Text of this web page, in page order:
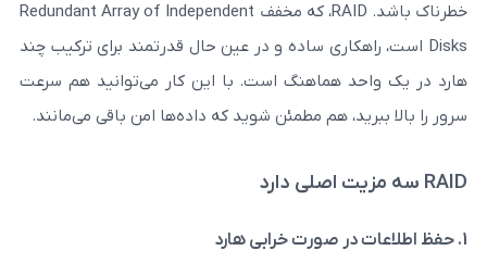
Redundant Array of Independent
ساده و در عین حال قدرتمند برای ترکیب چند
هماهنگ است. با این کار می‌توانید هم سرعت
هم مطمئن شوید که داده‌ها امن باقی می‌مانند.